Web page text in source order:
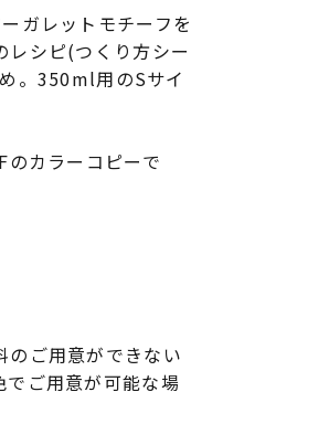
ガレットモチーフを
レシピ(つくり方シー
。350ml用のSサイ
のカラーコピーで
のご用意ができない
ご用意が可能な場